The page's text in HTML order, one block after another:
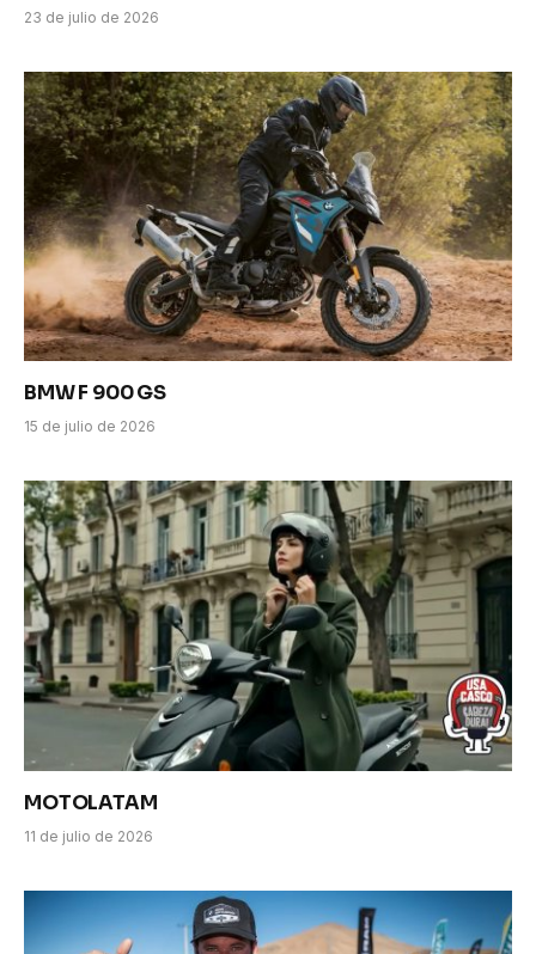
23 de julio de 2026
BMW F 900 GS
15 de julio de 2026
MOTOLATAM
11 de julio de 2026